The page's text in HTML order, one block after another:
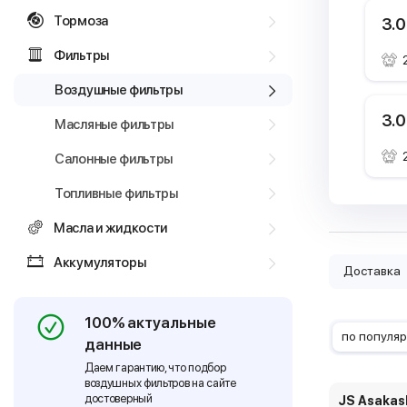
Тормоза
Фильтры
Воздушные фильтры
Масляные фильтры
Салонные фильтры
Топливные фильтры
Масла и жидкости
Аккумуляторы
100% актуальные
данные
Даем гарантию, что подбор
воздушных фильтров на сайте
достоверный
Доставка
по
JS